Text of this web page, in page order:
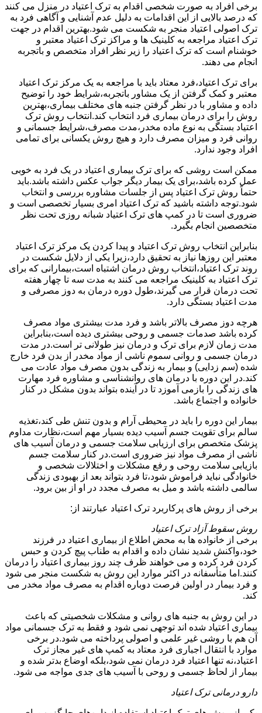
برخی افراد به صورت شخصی اقدام به ترک اعتیاد در منزل می کنند
که درصد بالایی از این اقدامات به دلیل عدم آشنایی و آگاهی فرد به
ترک اصولی اعتیاد منجر به شکست می شود.بهترین اقدام در جهت
ترک اعتیاد مراجعه به کلینیک ها و مراکز ترک اعتیاد معتبر و
خوشنام است که ترک اعتیاد را زیر نظر افراد متخصص و باتجربه
انجام می دهند.
برای ترک اعتیاد،فرد معتاد باید با مراجعه به یک مرکز ترک اعتیاد
معتبر و کمک گرفتن از یک مشاور باتجربه،شرایط خود را توضیح
داده و مشاور با در نظر گرفتن جنبه های مختلف بیماری،بهترین
روش را برای درمان بیماری فرد انتخاب کند.انتخاب روش ترک
اعتیاد بستگی به نوع ماده مخدر،مدت مصرف،شرایط جسمانی و
روانی فرد و میزان مصرف دارد و هیچ روش یکسانی برای تمامی
افراد وجود ندارد.
ممکن است روشی که برای ترک بیماری اعتیاد در یک فرد به خوبی
عمل کرده باشد،برای یک بیمار دیگر جواب عکس داشته باشد.باید
حتماً روش ترک اعتیاد پس از جلسات مشاوره بررسی و انتخاب
شود.توجه داشته باشید که ترک اعتیاد امری بسیار تخصصی است و
ضروری است تا در کمپ های ترک اعتیاد شبانه روزی تحت نظر
متخصصین انجام بگیرد.
بنابراین انتخاب روش ترک اعتیاد و پیدا کردن یک مرکز ترک اعتیاد
معتبر این روزها نیاز به تحقیق دارد،زیرا یکی از دلایل شکست در
روند ترک اعتیاد،انتخاب روش درمان اشتباه است،بیمارانی که برای
ترک اعتیاد به کلینیک مراجعه می کنند به مدت سه تا چهار هفته
تحت درمان قرار می گیرند،طول دوره درمان به دوز مصرفی و
مدت اعتیاد بستگی دارد.
هرچه دوز مصرف بالاتر باشد و فرد مدت بیشتری مواد مصرف
کرده باشد صدمات جسمی و روحی بیشتری دیده است،بنابراین
مدت زمان لازم برای ترک و درمان نیز طولانی تر است.در مدت
درمان جسمی و روانی سموم ناشی از مواد مخدر از بدن فرد خارج
شده (سم زدایی) و بیمار به زندگی بدون مصرف مواد عادت می
کند.در این دوره با درمان های روانشناسی و مشاوره فرد مهارت
های زندگی را بازمی آموزد تا در آینده بتواند بدون مشکل در کنار
خانواده و اجتماع باشد.
بیمار این دوره را باید در محیطی آرام و بدون تنش طی کند،تغذیه
سالم برای تقویت جسم آسیب دیده بسیار مهم است،نظارت مداوم
پزشک متخصص برای ارزیابی سلامت جسمی و درمان آسیب های
ناشی از مصرف مواد نیز ضروری است.در کنار سلامت جسم
بازیابی سلامت روحی و رفع مشکلات و اختلالات شخصی و
خانوادگی نباید فراموش شود،تا فرد بتواند بعد از بهبودی زندگی
سالمی داشته باشد و میل به مصرف مجدد در او از بین برود.
برخی از روش های پرکاربرد ترک اعتیاد عبارتند از:
روش سقوط آزاد ترک اعتیاد
برخی از خانواده ها به محض اطلاع از بیماری اعتیاد در فرزند
خود،واکنش شدید نشان داده و اقدام به طناب پیچ کردن و حبس
کردن فرد کرده و می خواهند ظرف چند روز بیماری اعتیاد را درمان
کنند.اما متأسفانه در اکثر موارد این روش به شکست منجر می شود
و فرد بیمار در اولین فرصت دوباره اقدام به مصرف مواد مخدر می
کند.
در این روش به جنبه های روانی و مشکلات شخصیتی که باعث
بیماری اعتیاد شده اند توجهی نمی شود و فقط به ترک جسمانی مواد
آن هم با روشی غیر علمی و اصولی پرداخته می شود.در برخی
موارد با انتقال اجباری فرد معتاد به کمپ های غیر مجاز ترک
اعتیاد،نه تنها اعتیاد فرد درمان نمی شود،بلکه اوضاع بدتر شده و
بیمار از لحاظ جسمی و روحی با آسیب های جدی مواجه می شود.
دارو درمانی ترک اعتیاد